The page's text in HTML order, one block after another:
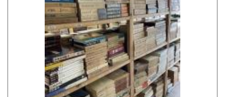
800円 鹿児島県
1,500円